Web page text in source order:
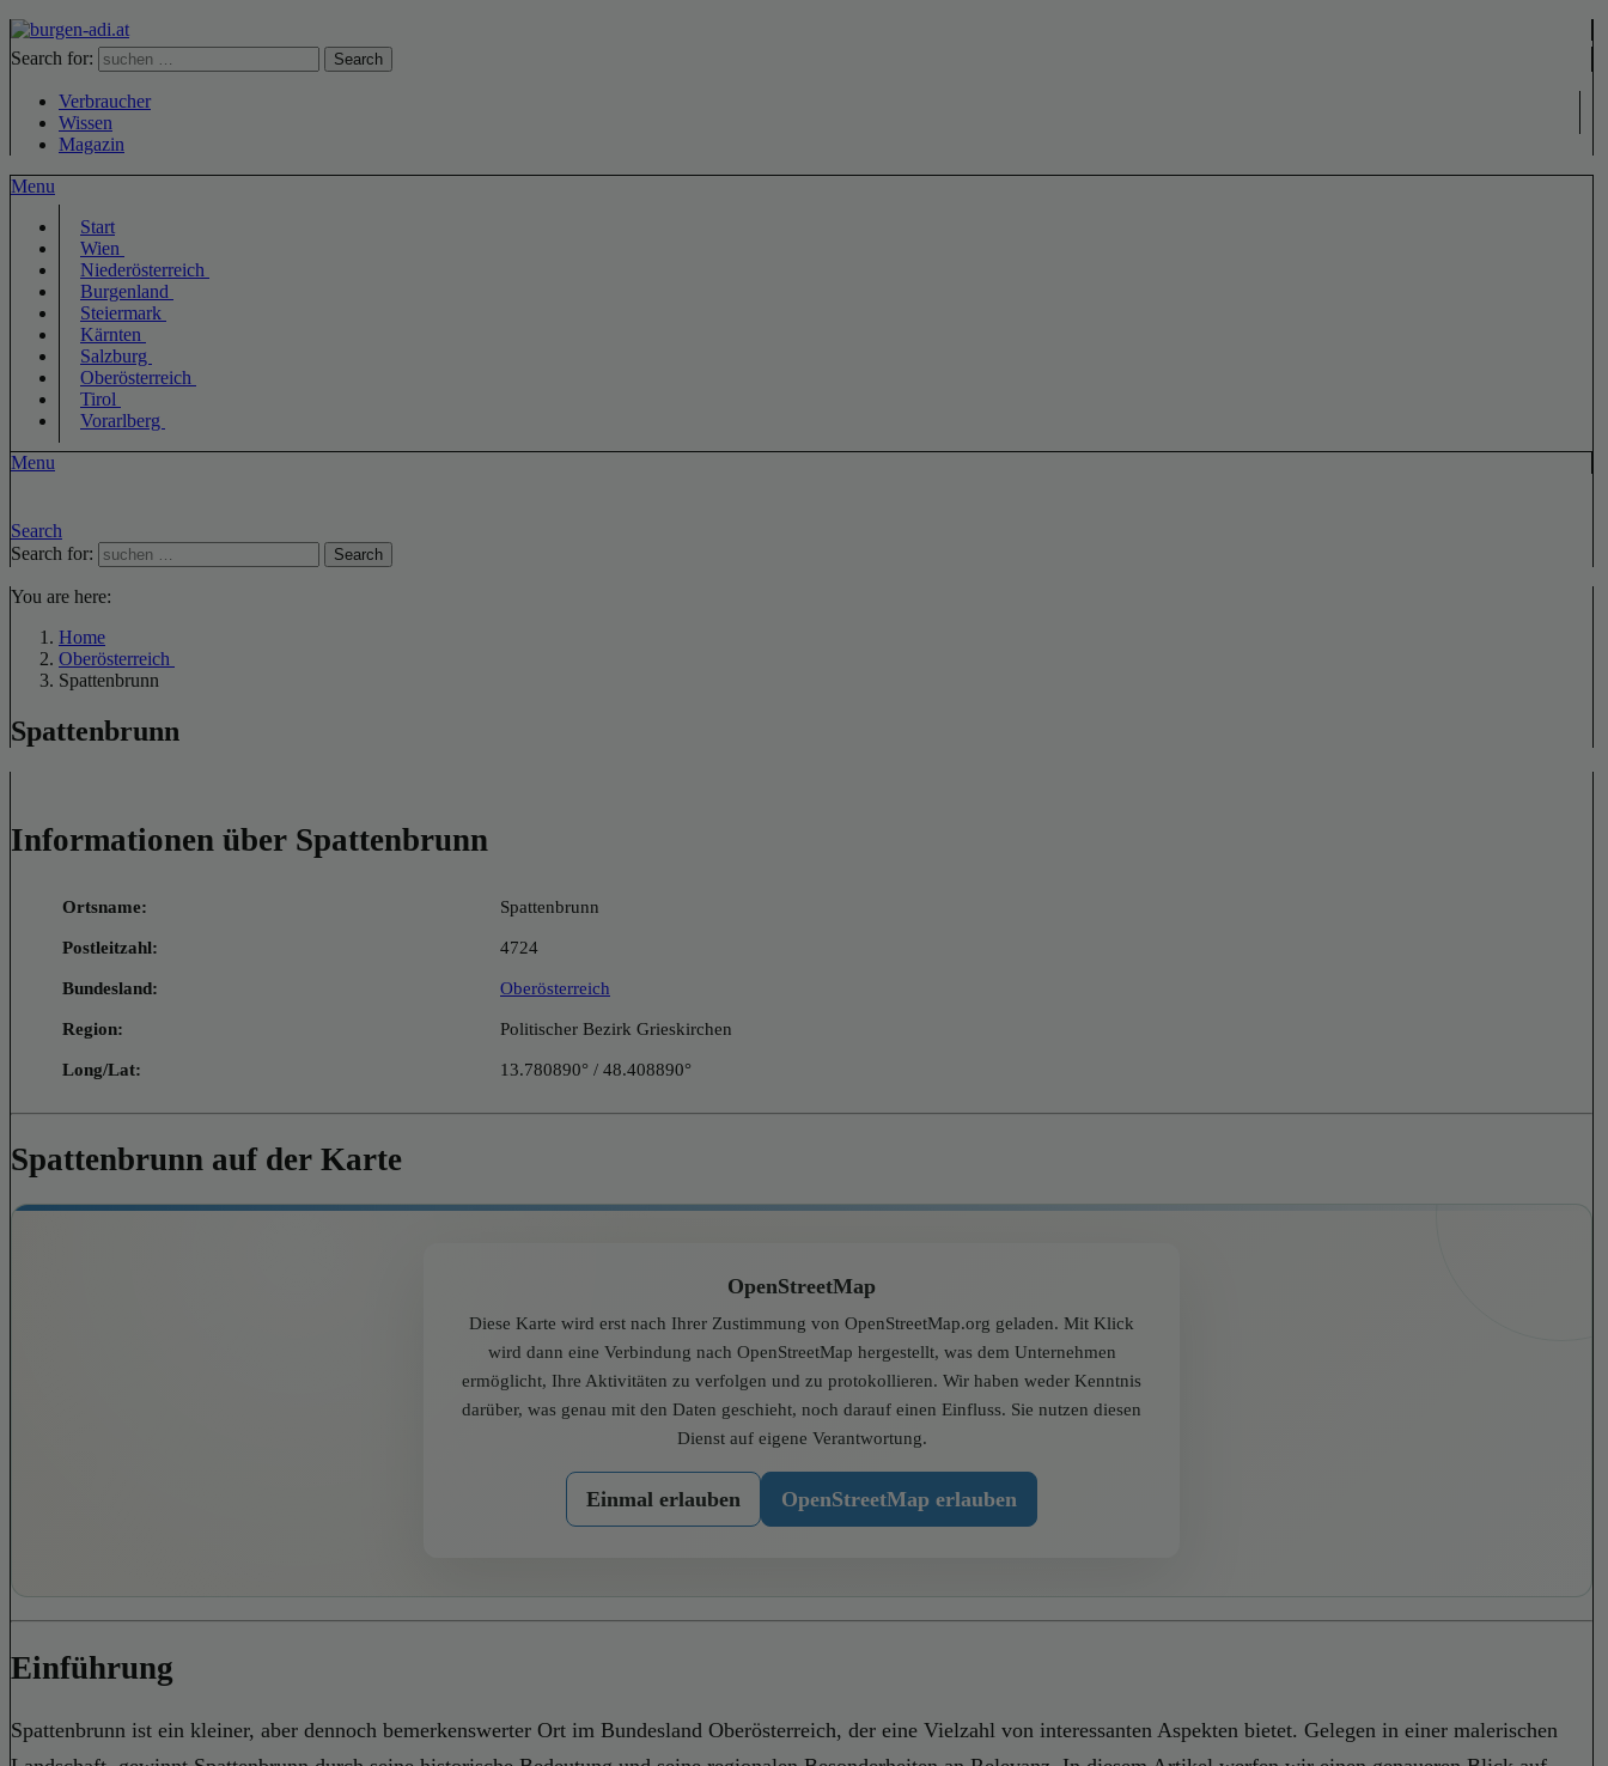
Search for: Search
Verbraucher
Wissen
Magazin
Menu
Start
Wien
Niederösterreich
Burgenland
Steiermark
Kärnten
Salzburg
Oberösterreich
Tirol
Vorarlberg
Menu
Search
Search for:
Search
You are here:
Home
Oberösterreich
Spattenbrunn
Spattenbrunn
Informationen über Spattenbrunn
Ortsname: Spattenbrunn
Postleitzahl: 4724
Bundesland: Oberösterreich
Region: Politischer Bezirk Grieskirchen
Long/Lat: 13.780890° / 48.408890°
Spattenbrunn auf der Karte
OpenStreetMap
Diese Karte wird erst nach Ihrer Zustimmung von OpenStreetMap.org geladen. Mit Klick
wird dann eine Verbindung nach OpenStreetMap hergestellt, was dem Unternehmen
ermöglicht, Ihre Aktivitäten zu verfolgen und zu protokollieren. Wir haben weder Kenntnis
darüber, was genau mit den Daten geschieht, noch darauf einen Einfluss. Sie nutzen diesen
Dienst auf eigene Verantwortung.
Einmal erlauben OpenStreetMap erlauben
Einführung
Spattenbrunn ist ein kleiner, aber dennoch bemerkenswerter Ort im Bundesland Oberösterreich, der eine Vielzahl von interessanten Aspekten bietet. Gelegen in einer malerischen